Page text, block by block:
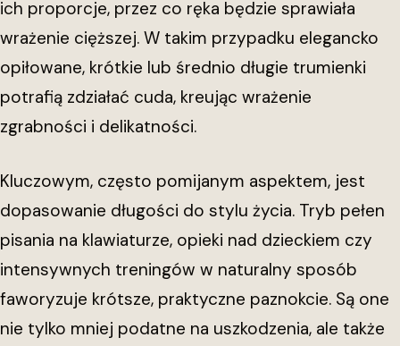
ich proporcje, przez co ręka będzie sprawiała
wrażenie cięższej. W takim przypadku elegancko
opiłowane, krótkie lub średnio długie trumienki
potrafią zdziałać cuda, kreując wrażenie
zgrabności i delikatności.
Kluczowym, często pomijanym aspektem, jest
dopasowanie długości do stylu życia. Tryb pełen
pisania na klawiaturze, opieki nad dzieckiem czy
intensywnych treningów w naturalny sposób
faworyzuje krótsze, praktyczne paznokcie. Są one
nie tylko mniej podatne na uszkodzenia, ale także